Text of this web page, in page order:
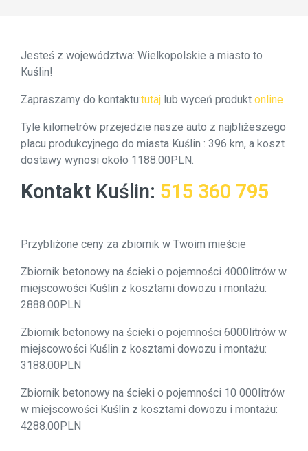
Jesteś z województwa: Wielkopolskie a miasto to
Kuślin!
Zapraszamy do kontaktu:tutaj lub wyceń produkt online
Tyle kilometrów przejedzie nasze auto z najbliżeszego
placu produkcyjnego do miasta Kuślin : 396 km, a koszt
dostawy wynosi około 1188.00PLN.
Kontakt Kuślin: 515 360 795
Przybliżone ceny za zbiornik w Twoim mieście
Zbiornik betonowy na ścieki o pojemności 4000litrów w
miejscowości Kuślin z kosztami dowozu i montażu:
2888.00PLN
Zbiornik betonowy na ścieki o pojemności 6000litrów w
miejscowości Kuślin z kosztami dowozu i montażu:
3188.00PLN
Zbiornik betonowy na ścieki o pojemności 10 000litrów
w miejscowości Kuślin z kosztami dowozu i montażu:
4288.00PLN